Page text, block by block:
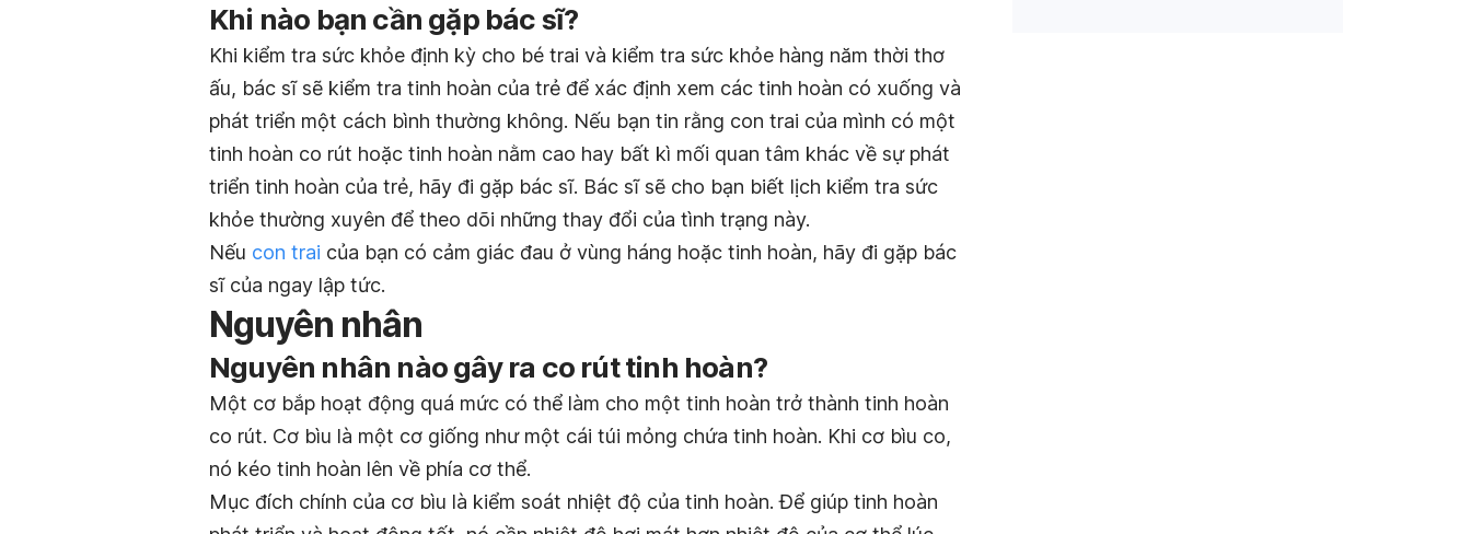
Khi nào bạn cần gặp bác sĩ?
Khi kiểm tra sức khỏe định kỳ cho bé trai và kiểm tra sức khỏe hàng năm thời thơ
ấu, bác sĩ sẽ kiểm tra tinh hoàn của trẻ để xác định xem các tinh hoàn có xuống và
phát triển một cách bình thường không. Nếu bạn tin rằng con trai của mình có một
tinh hoàn co rút hoặc tinh hoàn nằm cao hay bất kì mối quan tâm khác về sự phát
triển tinh hoàn của trẻ, hãy đi gặp bác sĩ. Bác sĩ sẽ cho bạn biết lịch kiểm tra sức
khỏe thường xuyên để theo dõi những thay đổi của tình trạng này.
Nếu con trai của bạn có cảm giác đau ở vùng háng hoặc tinh hoàn, hãy đi gặp bác
sĩ của ngay lập tức.
Nguyên nhân
Nguyên nhân nào gây ra co rút tinh hoàn?
Một cơ bắp hoạt động quá mức có thể làm cho một tinh hoàn trở thành tinh hoàn
co rút. Cơ bìu là một cơ giống như một cái túi mỏng chứa tinh hoàn. Khi cơ bìu co,
nó kéo tinh hoàn lên về phía cơ thể.
Mục đích chính của cơ bìu là kiểm soát nhiệt độ của tinh hoàn. Để giúp tinh hoàn